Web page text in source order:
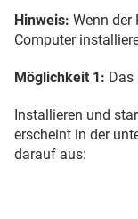
Hinweis: Wenn der
Computer
Möglichkeit 1: Das
Installieren und
erscheint in der
darauf aus: